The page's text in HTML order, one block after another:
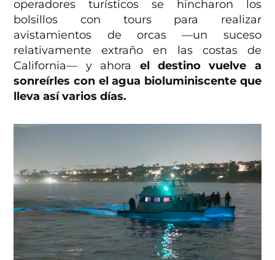
operadores turísticos se hincharon los
bolsillos con tours para realizar
avistamientos de orcas —un suceso
relativamente extraño en las costas de
California— y ahora el destino vuelve a
sonreírles con el agua bioluminiscente que
lleva así varios días.